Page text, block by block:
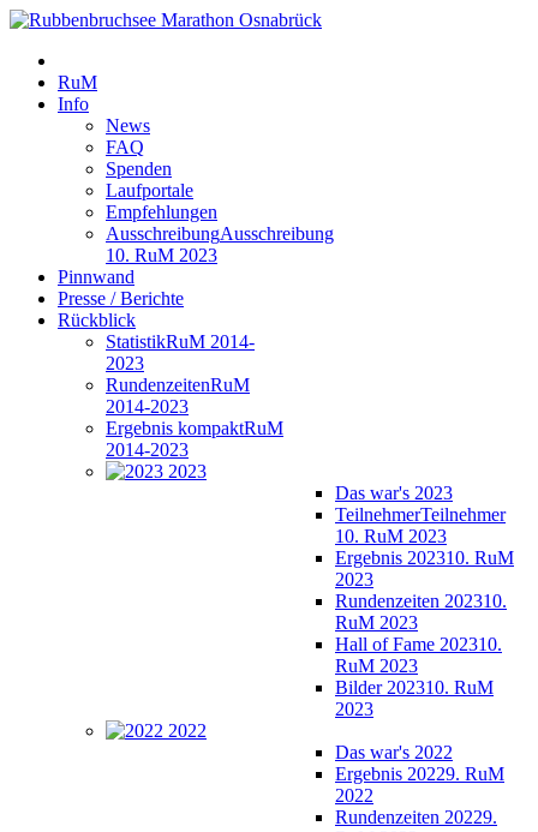
RuM
Info
News
FAQ
Spenden
Laufportale
Empfehlungen
AusschreibungAusschreibung
10. RuM 2023
Pinnwand
Presse / Berichte
Rückblick
StatistikRuM 2014-
2023
RundenzeitenRuM
2014-2023
Ergebnis kompaktRuM
2014-2023
2023
Das war's 2023
TeilnehmerTeilnehmer
10. RuM 2023
Ergebnis 202310. RuM
2023
Rundenzeiten 202310.
RuM 2023
Hall of Fame 202310.
RuM 2023
Bilder 202310. RuM
2023
2022
Das war's 2022
Ergebnis 20229. RuM
2022
Rundenzeiten 20229.